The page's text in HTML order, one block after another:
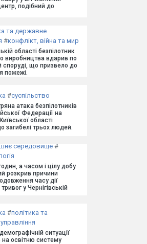
подібний до
та державне
#конфлікт, війна та мир
області безпілотник
виробництва вдарив по
споруді, що призвело до
пожежі.
#суспільство
атака безпілотників
Федерації на
області
загибелі трьох людей.
середовище#
а часом і цілу добу
розкрив причини
часу дії
у Чернігівській
#політика та
ситуації
освітню систему